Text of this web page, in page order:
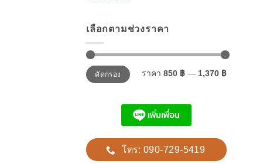
เลือกตามช่วงราคา
ราคา
ต่ำ
สุด
ราคา
สูงสุดคัดกรอง ราคา 850 ฿ — 1,370 ฿
โทร: 090-729-5419